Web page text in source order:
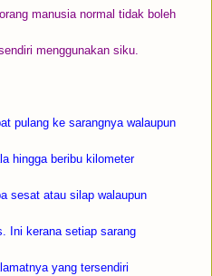
manusia normal tidak boleh
menggunakan siku.
pulang ke sarangnya walaupun
hingga beribu kilometer
sesat atau silap walaupun
Ini kerana setiap sarang
yang tersendiri